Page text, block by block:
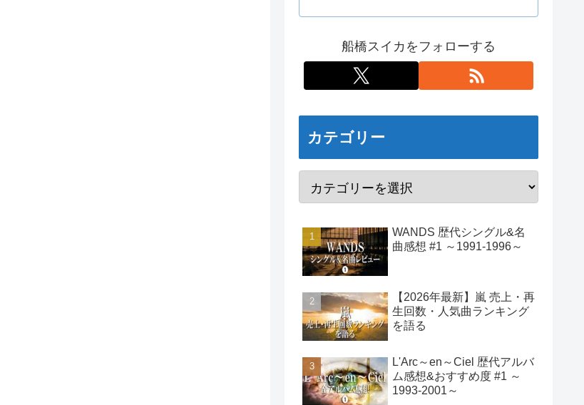
船橋スイカをフォローする
カテゴリー
WANDS 歴代シングル&名
曲感想 #1 ～1991-1996～
【2026年最新】嵐 売上・再
生回数・人気曲ランキング
を語る
L'Arc～en～Ciel 歴代アルバ
ム感想&おすすめ度 #1 ～
1993-2001～